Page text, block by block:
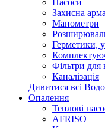
Насоси
Захисна
Манометри
Герметики,
Фільтри для
Каналізація
Дивитися всі
Опалення
Теплові
AFRISO